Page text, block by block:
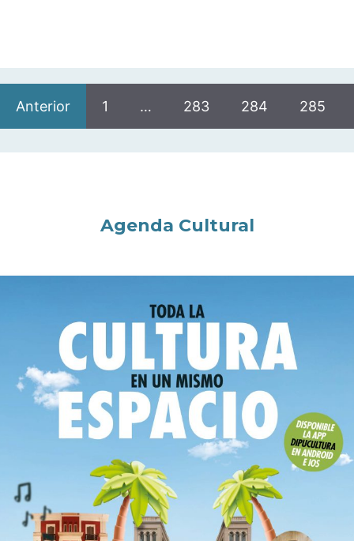
Anterior 1 … 283 284 285
Agenda Cultural